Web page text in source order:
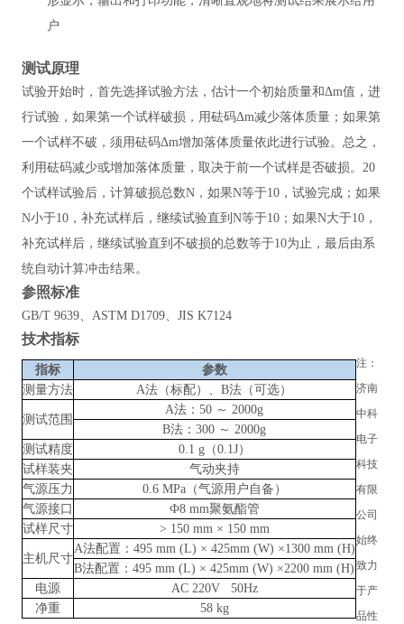
户
测试原理
试验开始时，首先选择试验方法，估计一个初始质量和Δm值，进
行试验，如果第一个试样破损，用砝码Δm减少落体质量；如果第
一个试样不破，须用砝码Δm增加落体质量依此进行试验。总之，
利用砝码减少或增加落体质量，取决于前一个试样是否破损。20
个试样试验后，计算破损总数N，如果N等于10，试验完成；如果
N小于10，补充试样后，继续试验直到N等于10；如果N大于10，
补充试样后，继续试验直到不破损的总数等于10为止，最后由系
统自动计算冲击结果。
参照标准
GB/T 9639、ASTM D1709、JIS K7124
技术指标
指标
参数
测量方法
A法（标配）、B法（可选）
测试范围
A法：50 ～ 2000g
B法：300 ～ 2000g
测试精度
0.1 g（0.1J）
试样装夹
气动夹持
气源压力
0.6 MPa（气源用户自备）
气源接口
Ф8 mm聚氨酯管
试样尺寸
> 150 mm × 150 mm
主机尺寸
A法配置：495 mm (L) × 425mm (W) ×1300 mm (H)
B法配置：495 mm (L) × 425mm (W) ×2200 mm (H)
电源
AC 220V 50Hz
净重
58 kg
注：
济南
中科
电子
科技
有限
公司
始终
致力
于产
品性